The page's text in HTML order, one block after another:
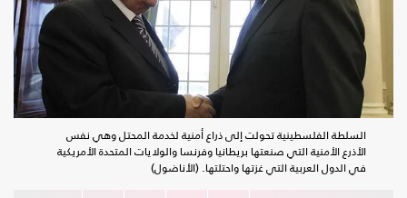
السلطة الفلسطينية تحولت إلى ذراع أمنية لخدمة المحتل وهي نفس
الأذرع الأمنية التي صنعتها بريطانيا وفرنسا والولايات المتحدة الأمريكية
في الدول العربية التي غزتها واحتلتها. (الأناضول)